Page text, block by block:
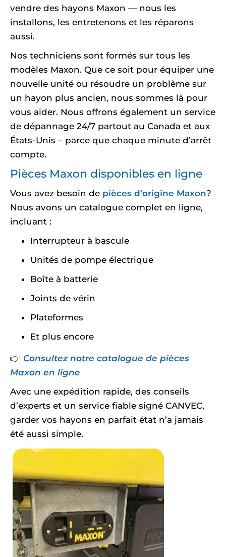
vendre des hayons Maxon — nous les
installons, les entretenons et les réparons
aussi.
Nos techniciens sont formés sur tous les
modèles Maxon. Que ce soit pour équiper une
nouvelle unité ou résoudre un problème sur
un hayon plus ancien, nous sommes là pour
vous aider. Nous offrons également un service
de dépannage 24/7 partout au Canada et aux
États-Unis – parce que chaque minute d’arrêt
compte.
Pièces Maxon disponibles en ligne
Vous avez besoin de pièces d’origine Maxon?
Nous avons un catalogue complet en ligne,
incluant :
Interrupteur à bascule
Unités de pompe électrique
Boîte à batterie
Joints de vérin
Plateformes
Et plus encore
👉 Consultez notre catalogue de pièces
Maxon en ligne
Avec une expédition rapide, des conseils
d’experts et un service fiable signé CANVEC,
garder vos hayons en parfait état n’a jamais
été aussi simple.